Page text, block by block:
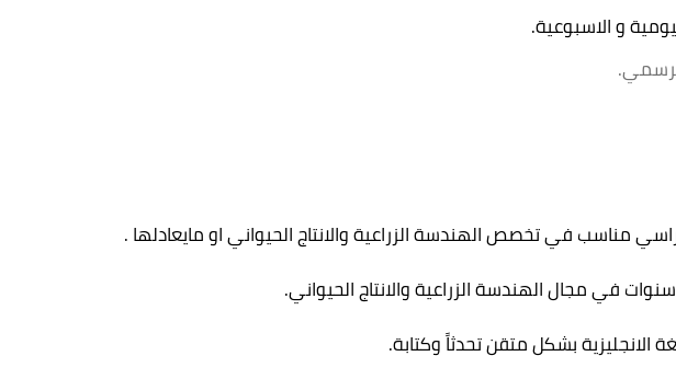
و الاسبوعية.
مناسب في تخصص الهندسة الزراعية والانتاج الحيواني او مايعادلها.
.
الانجليزية بشكل متقن تحدثاً وكتابة.